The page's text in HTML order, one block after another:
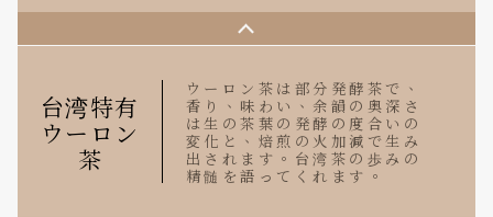
台湾特有
ウーロン
茶
ウーロン茶は部分発酵茶で、
香り、味わい、余韻の奥深さ
は生の茶葉の発酵の度合いの
変化と、焙煎の火加減で生み
出されます。台湾茶の歩みの
精髄を語ってくれます。